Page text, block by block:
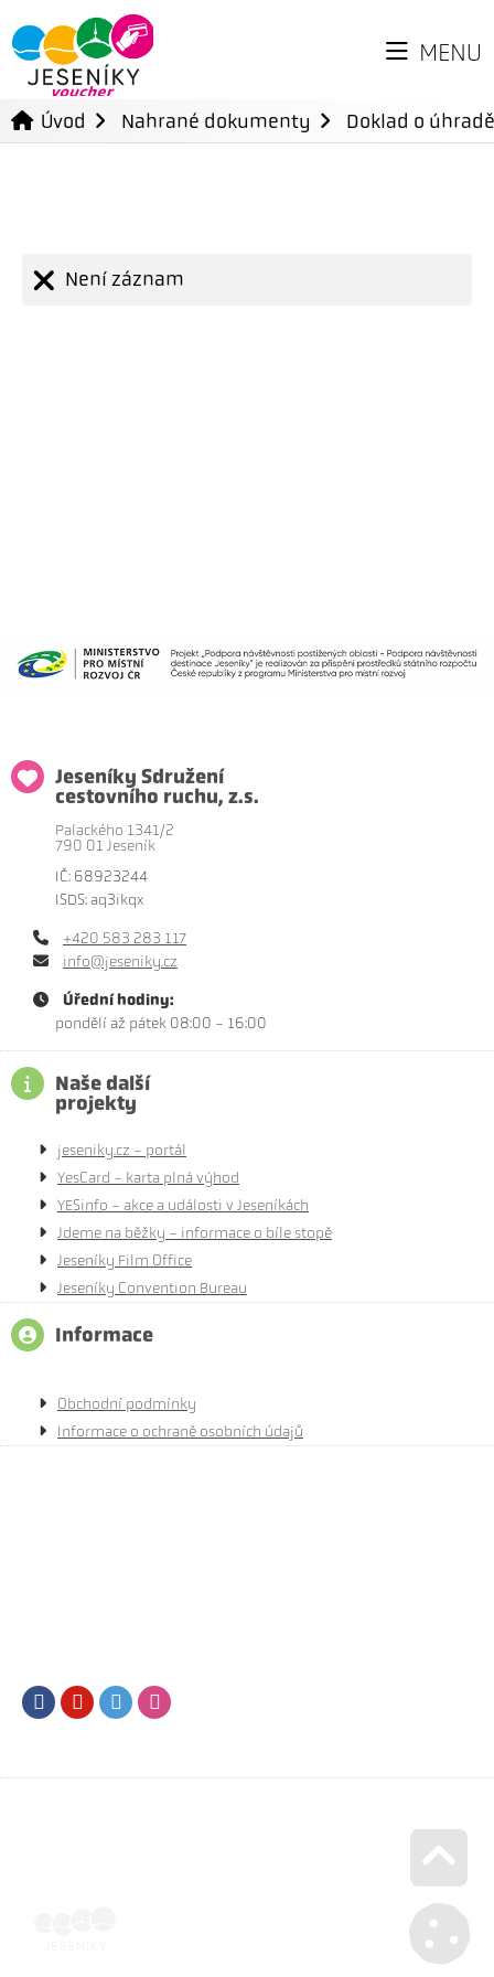
MENU
Úvod Nahrané dokumenty Doklad o
Není záznam
Jeseníky Sdružení
cestovního ruchu, z.s.
Palackého 1341/2
790 01 Jeseník
IČ: 68923244
ISDS: aq3ikqx
+420 583 283 117
info@jeseniky.cz
Úřední hodiny:
pondělí až pátek 08:00 - 16:00
Naše další
projekty
jeseniky.cz - portál
YesCard - karta plná výhod
YESinfo - akce a události v Jeseníkách
Jdeme na běžky - informace o bíle stopě
Jeseníky Film Office
Jeseníky Convention Bureau
Informace
Obchodní podmínky
Informace o ochraně osobních údajů
FacebookYoutubeTwitter
Go